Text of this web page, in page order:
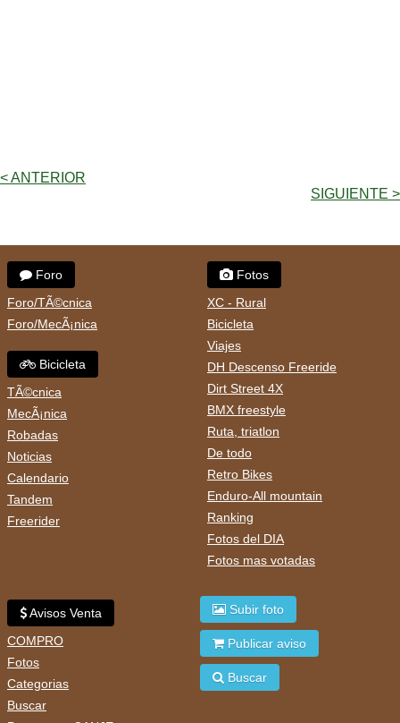
< ANTERIOR
SIGUIENTE >
Foro
Foro/TÃ©cnica
Foro/MecÃ¡nica
Bicicleta
TÃ©cnica
MecÃ¡nica
Robadas
Noticias
Calendario
Tandem
Freerider
Fotos
XC - Rural
Bicicleta
Viajes
DH Descenso Freeride
Dirt Street 4X
BMX freestyle
Ruta, triatlon
De todo
Retro Bikes
Enduro-All mountain
Ranking
Fotos del DIA
Fotos mas votadas
Avisos Venta
COMPRO
Fotos
Categorias
Buscar
Subir foto
Publicar aviso
Buscar